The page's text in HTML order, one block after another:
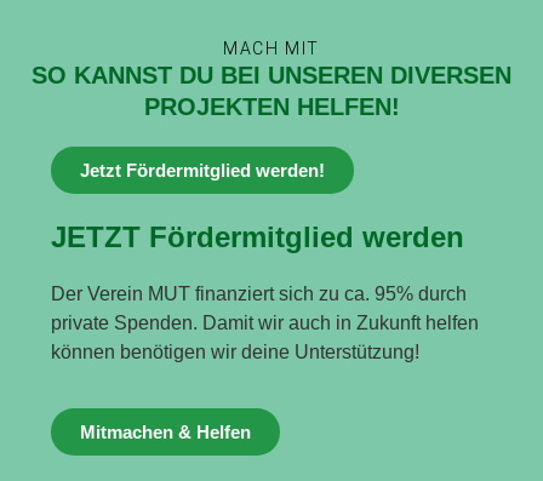
MACH MIT
SO KANNST DU BEI UNSEREN DIVERSEN
PROJEKTEN HELFEN!
Jetzt Fördermitglied werden!
JETZT Fördermitglied werden
Der Verein MUT finanziert sich zu ca. 95% durch
private Spenden. Damit wir auch in Zukunft helfen
können benötigen wir deine Unterstützung!
Mitmachen & Helfen